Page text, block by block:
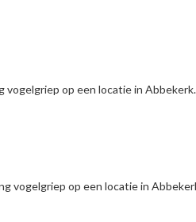
op een locatie in Abbekerk.
vogelgriep op een locatie in